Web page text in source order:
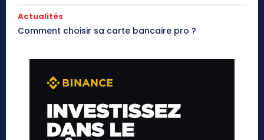
Actualités
Comment choisir sa carte bancaire pro ?